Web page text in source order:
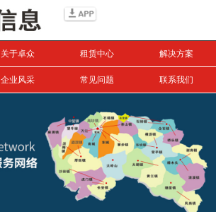
关于卓众 租赁中心 解决方案
企业风采 常见问题 联系我们
搜索